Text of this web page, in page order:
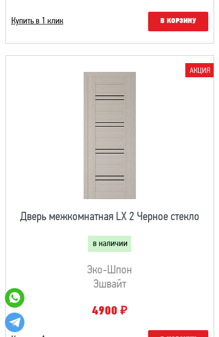
Купить в 1 клик В КОРЗИНУ
АКЦИЯ
Дверь межкомнатная LX 2 Черное стекло
в наличии
Эко-Шпон
Эшвайт
4900 ₽